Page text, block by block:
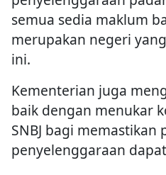
semua sedia maklum
merupakan negeri
ini.
Kementerian juga
baik dengan menukar
SNBJ bagi memastikan
penyelenggaraan